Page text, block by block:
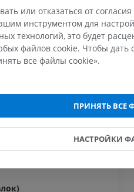
Голова лошади
KT
ПРЕМИУМ
Лошадь — Зубы
Иллюстрации
БЕСПЛАТНО
или отказаться от
инструментом для
технологий, это будет
файлов cookie. Чтобы дать
все файлы cookie».
ПРИНЯТЬ ВСЕ
НАСТРОЙКИ